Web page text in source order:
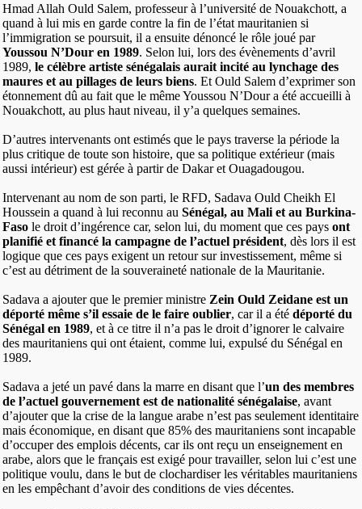
Hmad Allah Ould Salem, professeur à l’université de Nouakchott, a
quand à lui mis en garde contre la fin de l’état mauritanien si
l’immigration se poursuit, il a ensuite dénoncé le rôle joué par
Youssou N’Dour en 1989. Selon lui, lors des évènements d’avril
1989, le célèbre artiste sénégalais aurait incité au lynchage des
maures et au pillages de leurs biens. Et Ould Salem d’exprimer son
étonnement dû au fait que le même Youssou N’Dour a été accueilli à
Nouakchott, au plus haut niveau, il y’a quelques semaines.
D’autres intervenants ont estimés que le pays traverse la période la
plus critique de toute son histoire, que sa politique extérieur (mais
aussi intérieur) est gérée à partir de Dakar et Ouagadougou.
Intervenant au nom de son parti, le RFD, Sadava Ould Cheikh El
Houssein a quand à lui reconnu au Sénégal, au Mali et au Burkina-
Faso le droit d’ingérence car, selon lui, du moment que ces pays ont
planifié et financé la campagne de l’actuel président, dès lors il est
logique que ces pays exigent un retour sur investissement, même si
c’est au détriment de la souveraineté nationale de la Mauritanie.
Sadava a ajouter que le premier ministre Zein Ould Zeidane est un
déporté même s’il essaie de le faire oublier, car il a été déporté du
Sénégal en 1989, et à ce titre il n’a pas le droit d’ignorer le calvaire
des mauritaniens qui ont étaient, comme lui, expulsé du Sénégal en
1989.
Sadava a jeté un pavé dans la marre en disant que l’un des membres
de l’actuel gouvernement est de nationalité sénégalaise, avant
d’ajouter que la crise de la langue arabe n’est pas seulement identitaire
mais économique, en disant que 85% des mauritaniens sont incapable
d’occuper des emplois décents, car ils ont reçu un enseignement en
arabe, alors que le français est exigé pour travailler, selon lui c’est une
politique voulu, dans le but de clochardiser les véritables mauritaniens
en les empêchant d’avoir des conditions de vies décentes.